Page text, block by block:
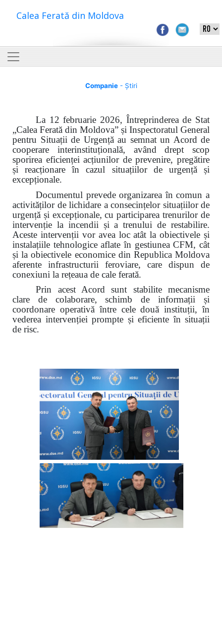
Calea Ferată din Moldova
Companie- Știri
La 12 februarie 2026, Întreprinderea de Stat
„Calea Ferată din Moldova” și Inspectoratul General
pentru Situații de Urgență au semnat un Acord de
cooperare interinstituțională, având drept scop
sporirea eficienței acțiunilor de prevenire, pregătire
și reacționare în cazul situațiilor de urgență și
excepționale.
Documentul prevede organizarea în comun a
activităților de lichidare a consecințelor situațiilor de
urgență și excepționale, cu participarea trenurilor de
intervenție la incendii și a trenului de restabilire.
Aceste intervenții vor avea loc atât la obiectivele și
instalațiile tehnologice aflate în gestiunea CFM, cât
și la obiectivele economice din Republica Moldova
aferente infrastructurii feroviare, care dispun de
conexiuni la rețeaua de cale ferată.
Prin acest Acord sunt stabilite mecanisme
clare de colaborare, schimb de informații și
coordonare operativă între cele două instituții, în
vederea intervenției prompte și eficiente în situații
de risc.